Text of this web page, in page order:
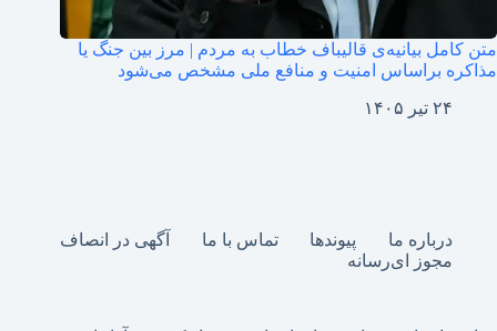
متن کامل بیانیه‌ی قالیباف خطاب به مردم | مرز بین جنگ یا
مذاکره براساس امنیت و منافع ملی مشخص می‌شود
۲۴ تیر ۱۴۰۵
درباره ما پیوندها تماس با ما
آگهی در انصاف
مجوز ای‌رسانه